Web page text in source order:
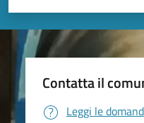
Valuta 5
Valuta 4
Valuta 3 stelle su
Valuta 2 stelle su 5
Valuta 1 stelle su 5
Contatta il
Leggi le